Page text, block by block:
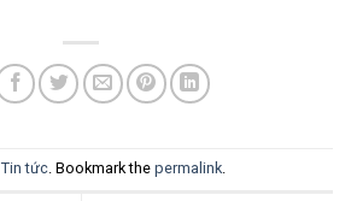
Tin tức. Bookmark the permalink.